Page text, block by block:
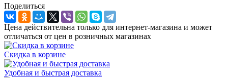
Поделиться
Цена действительна только для интернет-магазина и может
отличаться от цен в розничных магазинах
Скидка в корзине
Удобная и быстрая доставка